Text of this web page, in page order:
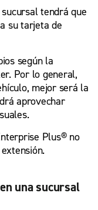
tendrá que
su tarjeta de
según la
Por lo general,
mejor será la
aprovechar
Plus® no
una sucursal